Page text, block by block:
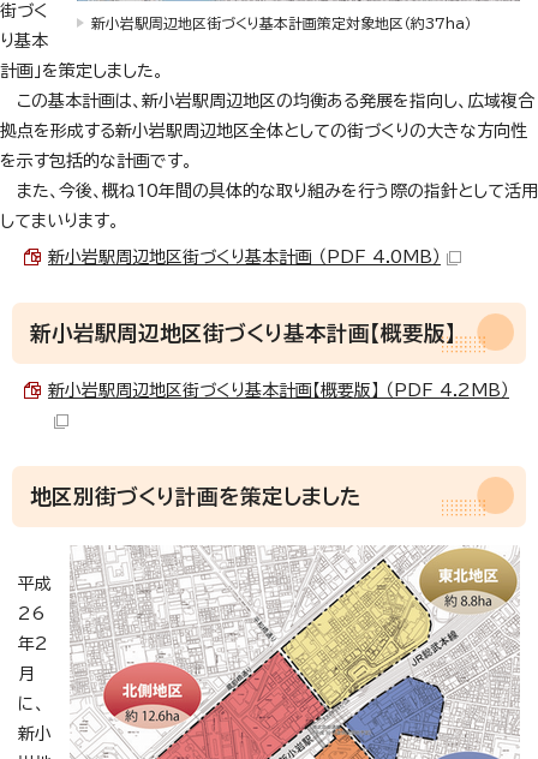
新小岩駅周辺地区街づくり基本計画策定対象地区（約37ha）
街づく
り基本
計画」を策定しました。
この基本計画は、新小岩駅周辺地区の均衡ある発展を指向し、広域複合
拠点を形成する新小岩駅周辺地区全体としての街づくりの大きな方向性
を示す包括的な計画です。
また、今後、概ね10年間の具体的な取り組みを行う際の指針として活用
してまいります。
新小岩駅周辺地区街づくり基本計画 （PDF 4.0MB）
新小岩駅周辺地区街づくり基本計画【概要版】
新小岩駅周辺地区街づくり基本計画【概要版】 （PDF 4.2MB）
地区別街づくり計画を策定しました
平成
26
年2
月
に、
新小